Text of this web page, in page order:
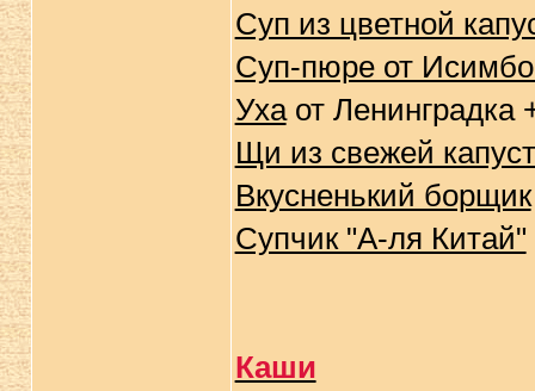
Суп из цветной
Суп-пюре от
Ухаот Ленинградка
Щи из свежей
Вкусненький борщик
Супчик "А-ля Китай"
Каши